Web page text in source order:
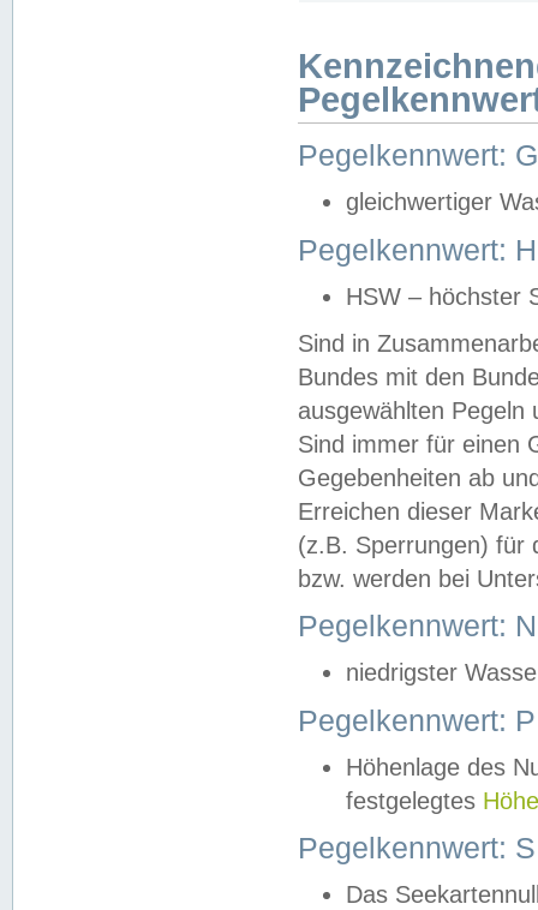
Pegelkennwert:
gleichwertiger
Pegelkennwert:
HSW – höchster
Sind in
Bundes mit den
ausgewählten
Sind immer für einen
Gegebenheiten ab
Erreichen dieser
(z.B. Sperrungen) für
bzw. werden bei
Pegelkennwert:
niedrigster
Pegelkennwert:
Höhenlage des
festgelegtes
Pegelkennwert:
Das